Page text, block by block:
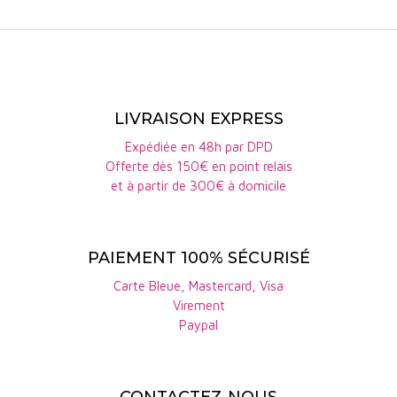
naturelle assure un drainage optimal, limitant les
sol, exposition et climat forge des vins d’une
grande densité, sans jamais sacrifier la tension.
Dans cet environnement d’exception, la
exigeante. Les contraintes climatiques et la
pression des maladies nécessitent une observation
constante et une grande maîtrise du vignoble. Le
LIVRAISON EXPRESS
Expédiée en 48h par DPD
Offerte dès 150€ en point relais
et à partir de 300€ à domicile
PAIEMENT 100% SÉCURISÉ
Carte Bleue, Mastercard, Visa
Virement
Paypal